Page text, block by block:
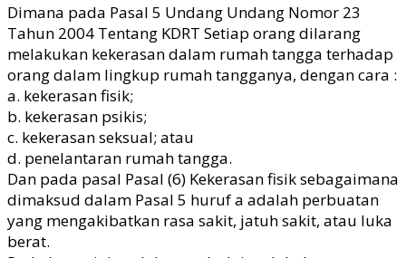
Dimana pada Pasal 5 Undang Undang Nomor 23
Tahun 2004 Tentang KDRT Setiap orang dilarang
melakukan kekerasan dalam rumah tangga terhadap
orang dalam lingkup rumah tangganya, dengan cara :
a. kekerasan fisik;
b. kekerasan psikis;
c. kekerasan seksual; atau
d. penelantaran rumah tangga.
Dan pada pasal Pasal (6) Kekerasan fisik sebagaimana
dimaksud dalam Pasal 5 huruf a adalah perbuatan
yang mengakibatkan rasa sakit, jatuh sakit, atau luka
berat.